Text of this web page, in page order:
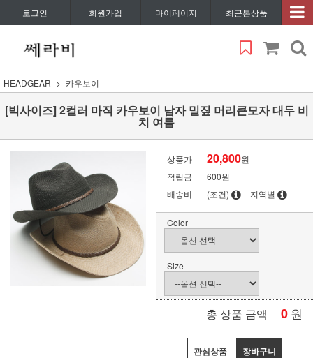
로그인 회원가입 마이페이지 최근본상품
HEADGEAR 카우보이
[빅사이즈] 2컬러 마직 카우보이 남자 밀짚 머리큰모자 대두 비
치 여름
상품가 20,800원
적립금
600원
배송비
(조건) 지역별
Color
Size
총 상품 금액 0 원
관심상품 장바구니